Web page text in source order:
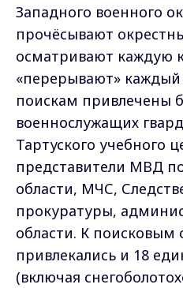
Западного военного
прочёсывают
осматривают каждую
«перерывают» каждый
поискам привлечены
военнослужащих
Тартуского учебного
представители МВД
области, МЧС,
прокуратуры,
области. К поисковым
привлекались и 18
(включая